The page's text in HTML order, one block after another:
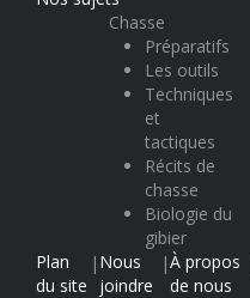
Chasse
Préparatifs
Les outils
Techniques
et
tactiques
Récits de
chasse
Biologie du
gibier
Plan
du site
| Nous
joindre
|À propos
de nous